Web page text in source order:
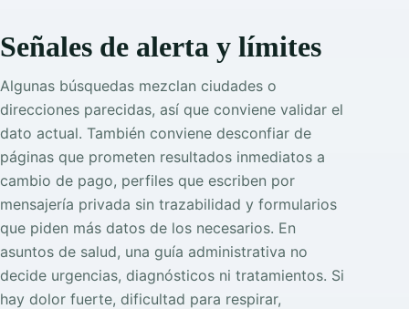
Señales de alerta y límites
Algunas búsquedas mezclan ciudades o
direcciones parecidas, así que conviene validar el
dato actual. También conviene desconfiar de
páginas que prometen resultados inmediatos a
cambio de pago, perfiles que escriben por
mensajería privada sin trazabilidad y formularios
que piden más datos de los necesarios. En
asuntos de salud, una guía administrativa no
decide urgencias, diagnósticos ni tratamientos. Si
hay dolor fuerte, dificultad para respirar,